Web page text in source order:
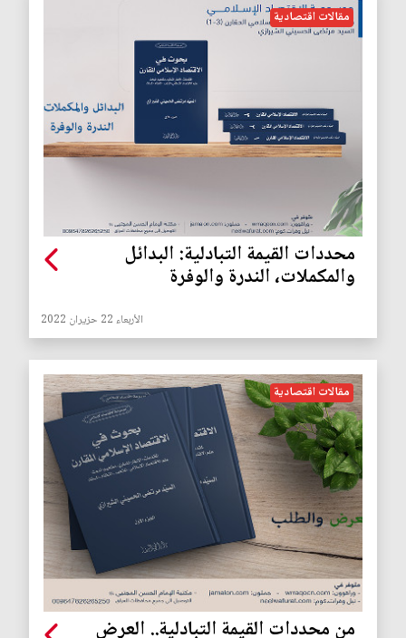
مقالات اقتصادية
محددات القيمة التبادلية: البدائل
والمكملات، الندرة والوفرة
الأربعاء 22 حزيران 2022
مقالات اقتصادية
من محددات القيمة التبادلية.. العرض